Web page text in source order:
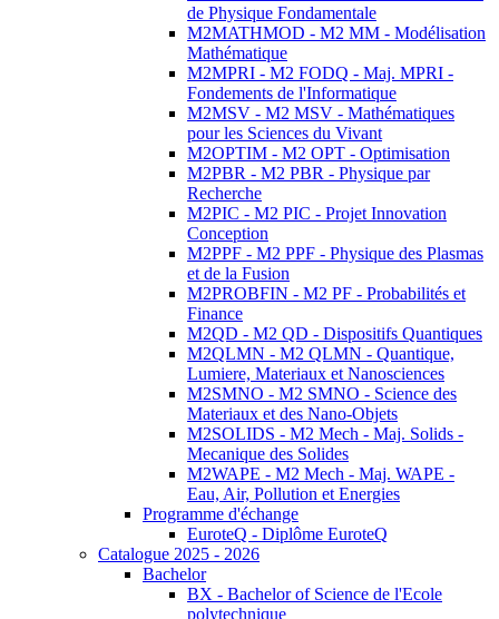
de Physique Fondamentale
M2MATHMOD - M2 MM - Modélisation
Mathématique
M2MPRI - M2 FODQ - Maj. MPRI -
Fondements de l'Informatique
M2MSV - M2 MSV - Mathématiques
pour les Sciences du Vivant
M2OPTIM - M2 OPT - Optimisation
M2PBR - M2 PBR - Physique par
Recherche
M2PIC - M2 PIC - Projet Innovation
Conception
M2PPF - M2 PPF - Physique des Plasmas
et de la Fusion
M2PROBFIN - M2 PF - Probabilités et
Finance
M2QD - M2 QD - Dispositifs Quantiques
M2QLMN - M2 QLMN - Quantique,
Lumiere, Materiaux et Nanosciences
M2SMNO - M2 SMNO - Science des
Materiaux et des Nano-Objets
M2SOLIDS - M2 Mech - Maj. Solids -
Mecanique des Solides
M2WAPE - M2 Mech - Maj. WAPE -
Eau, Air, Pollution et Energies
Programme d'échange
EuroteQ - Diplôme EuroteQ
Catalogue 2025 - 2026
Bachelor
BX - Bachelor of Science de l'Ecole
polytechnique